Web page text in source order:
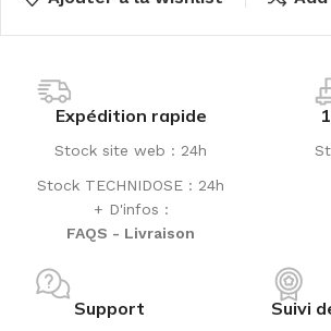
Expédition rapide
Stock site web : 24h
Stock TECHNIDOSE : 24h
+ D'infos :
FAQS - Livraison
Support Suivi